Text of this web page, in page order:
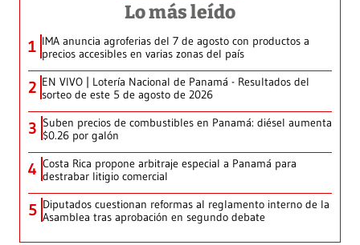
Lo más leído
1 IMA anuncia agroferias del 7 de agosto con productos a
precios accesibles en varias zonas del país
2 EN VIVO | Lotería Nacional de Panamá - Resultados del
sorteo de este 5 de agosto de 2026
3 Suben precios de combustibles en Panamá: diésel aumenta
$0.26 por galón
4 Costa Rica propone arbitraje especial a Panamá para
destrabar litigio comercial
5 Diputados cuestionan reformas al reglamento interno de la
Asamblea tras aprobación en segundo debate